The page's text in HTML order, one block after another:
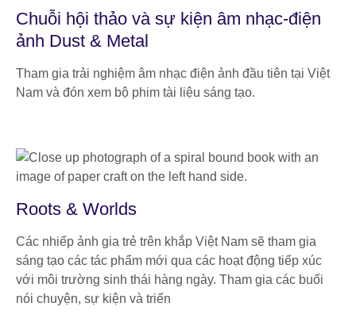
Chuỗi hội thảo và sự kiện âm nhạc-điện
ảnh Dust & Metal
Tham gia trải nghiệm âm nhạc điện ảnh đầu tiên tại Việt
Nam và đón xem bộ phim tài liệu sáng tạo.
Roots & Worlds
Các nhiếp ảnh gia trẻ trên khắp Việt Nam sẽ tham gia
sáng tạo các tác phẩm mới qua các hoạt động tiếp xúc
với môi trường sinh thái hàng ngày. Tham gia các buổi
nói chuyện, sự kiện và triển